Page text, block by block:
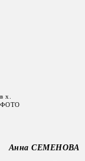
х.
ФОТО
Анна СЕМЕНОВА